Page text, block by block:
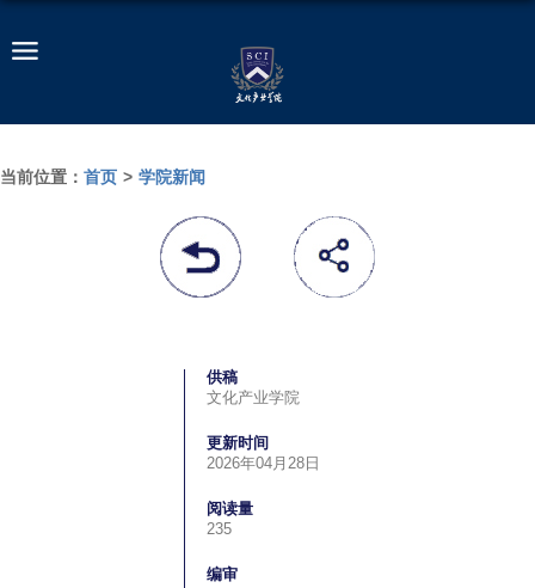
当前位置： 首页 > 学院新闻
供稿
文化产业学院
更新时间
2026年04月28日
阅读量
235
编审